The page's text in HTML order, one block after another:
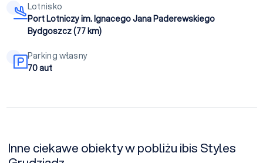
Lotnisko
Port Lotniczy im. Ignacego Jana Paderewskiego
Bydgoszcz (77 km)
Parking własny
70 aut
Inne ciekawe obiekty w pobliżu ibis Styles